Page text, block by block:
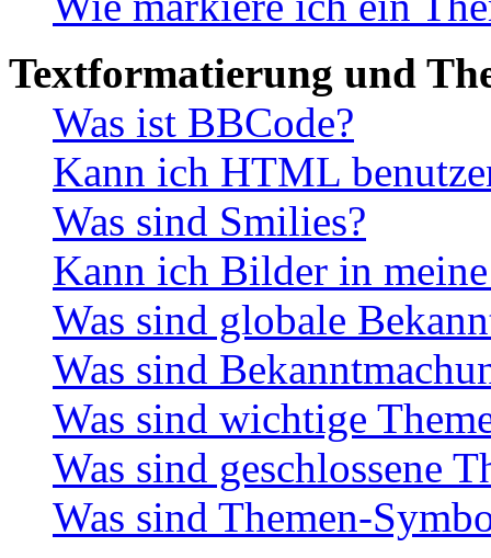
Textformatierung und
Was ist BBCode?
Kann ich HTML
Was sind Smilies?
Kann ich Bilder in
Was sind globale
Was sind
Was sind wichtige
Was sind geschlossene
Was sind Themen-